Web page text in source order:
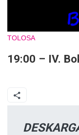
TOLOSA
19:00 – IV.